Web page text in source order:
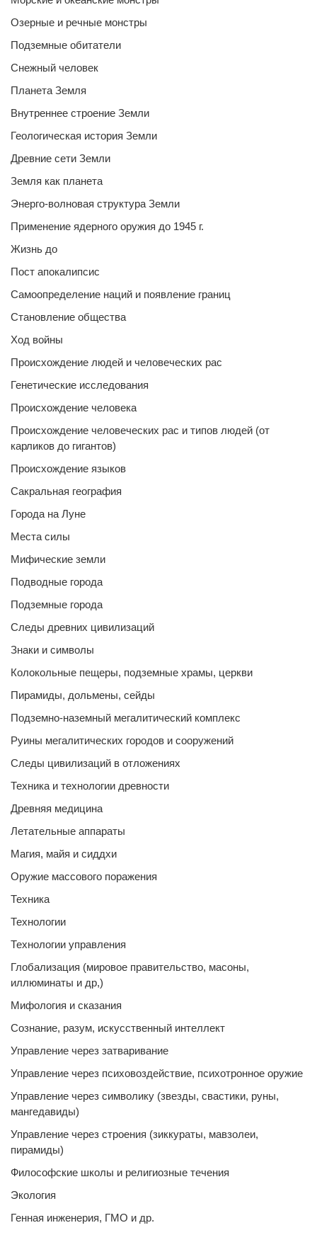
Озерные и речные монстры
Подземные обитатели
Снежный человек
Планета Земля
Внутреннее строение Земли
Геологическая история Земли
Древние сети Земли
Земля как планета
Энерго-волновая структура Земли
Применение ядерного оружия до 1945 г.
Жизнь до
Пост апокалипсис
Самоопределение наций и появление границ
Становление общества
Ход войны
Происхождение людей и человеческих рас
Генетические исследования
Происхождение человека
Происхождение человеческих рас и типов людей (от
карликов до гигантов)
Происхождение языков
Сакральная география
Города на Луне
Места силы
Мифические земли
Подводные города
Подземные города
Следы древних цивилизаций
Знаки и символы
Колокольные пещеры, подземные храмы, церкви
Пирамиды, дольмены, сейды
Подземно-наземный мегалитический комплекс
Руины мегалитических городов и сооружений
Следы цивилизаций в отложениях
Техника и технологии древности
Древняя медицина
Летательные аппараты
Магия, майя и сиддхи
Оружие массового поражения
Техника
Технологии
Технологии управления
Глобализация (мировое правительство, масоны,
иллюминаты и др,)
Мифология и сказания
Сознание, разум, искусственный интеллект
Управление через затваривание
Управление через психовоздействие, психотронное оружие
Управление через символику (звезды, свастики, руны,
мангедавиды)
Управление через строения (зиккураты, мавзолеи,
пирамиды)
Философские школы и религиозные течения
Экология
Генная инженерия, ГМО и др.